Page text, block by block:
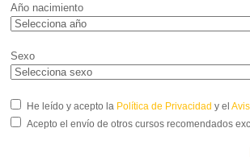
Año nacimiento
Sexo
He leído y acepto la Política de Privacidad y el
Acepto el envío de otros cursos recomendados